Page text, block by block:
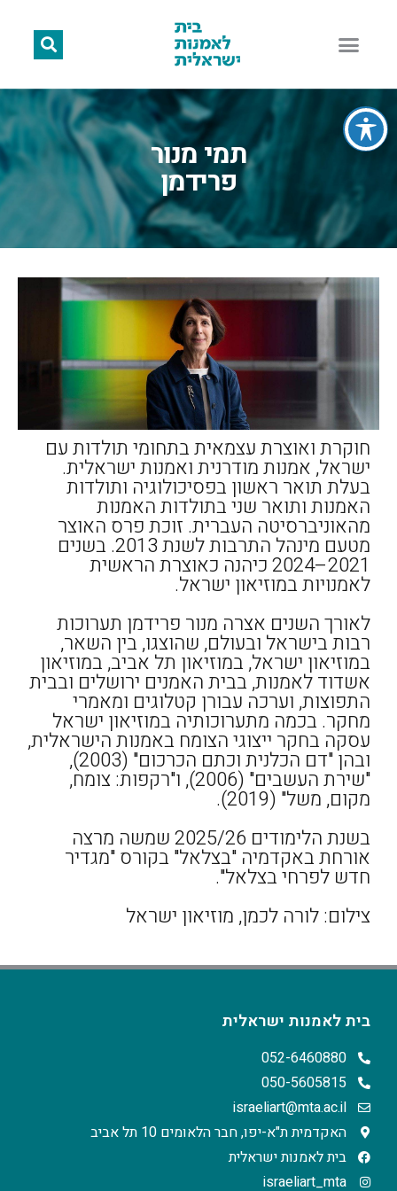
תמי מנור
פרידמן
חוקרת ואוצרת עצמאית בתחומי תולדות עם
ישראל, אמנות מודרנית ואמנות ישראלית.
בעלת תואר ראשון בפסיכולוגיה ותולדות
האמנות ותואר שני בתולדות האמנות
מהאוניברסיטה העברית. זוכת פרס האוצר
מטעם מינהל התרבות לשנת 2013. בשנים
2021–2024 כיהנה כאוצרת הראשית
לאמנויות במוזיאון ישראל.
לאורך השנים אצרה מנור פרידמן תערוכות
רבות בישראל ובעולם, שהוצגו, בין השאר,
במוזיאון ישראל, במוזיאון תל אביב, במוזיאון
אשדוד לאמנות, בבית האמנים ירושלים ובבית
התפוצות, וערכה עבורן קטלוגים ומאמרי
מחקר. בכמה מתערוכותיה במוזיאון ישראל
עסקה בחקר ייצוגי הצומח באמנות הישראלית,
ובהן "דם הכלנית וכתם הכרכום" (2003),
"שירת העשבים" (2006), ו"רקפות: צומח,
מקום, משל" (2019).
בשנת הלימודים 2025/26 שמשה מרצה
אורחת באקדמיה "בצלאל" בקורס "מגדיר
חדש לפרחי בצלאל".
צילום: לורה לכמן, מוזיאון ישראל
בית לאמנות ישראלית
052-6460880
050-5605815
israeliart@mta.ac.il
האקדמית ת"א-יפו, חבר הלאומים 10 תל אביב
בית לאמנות ישראלית
israeliart_mta